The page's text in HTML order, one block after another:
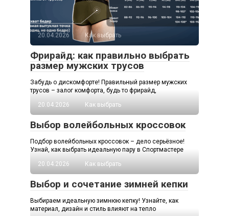
20.04.2026 Как выбрать
Фрирайд: как правильно выбрать
размер мужских трусов
Забудь о дискомфорте! Правильный размер мужских
трусов – залог комфорта, будь то фрирайд,
20.04.2026
Как выбрать
Выбор волейбольных кроссовок
Подбор волейбольных кроссовок – дело серьёзное!
Узнай, как выбрать идеальную пару в Спортмастере
20.04.2026
Как выбрать
Выбор и сочетание зимней кепки
Выбираем идеальную зимнюю кепку! Узнайте, как
материал, дизайн и стиль влияют на тепло